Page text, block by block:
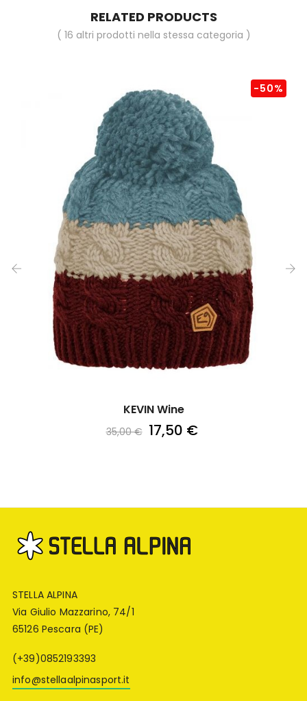
RELATED PRODUCTS
( 16 altri prodotti nella stessa categoria )
KEVIN Wine
35,00 €
-50%
17,50 €
STELLA ALPINA
Via Giulio Mazzarino, 74/1
65126 Pescara (PE)
(+39)0852193393
info@stellaalpinasport.it